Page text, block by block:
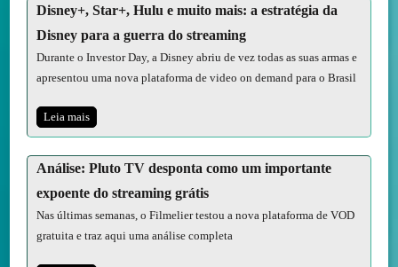
Disney+, Star+, Hulu e muito mais: a estratégia da
Disney para a guerra do streaming
Durante o Investor Day, a Disney abriu de vez todas as suas armas e
apresentou uma nova plataforma de video on demand para o Brasil
Leia mais
Análise: Pluto TV desponta como um importante
expoente do streaming grátis
Nas últimas semanas, o Filmelier testou a nova plataforma de VOD
gratuita e traz aqui uma análise completa